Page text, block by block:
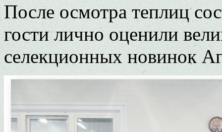
После осмотра теплиц
гости лично оценили
селекционных новинок